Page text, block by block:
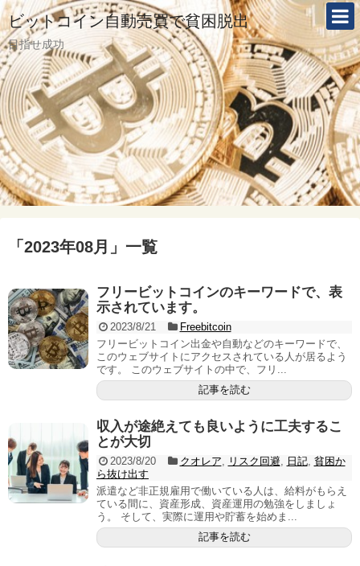
ビットコイン自動売買で貧困脱出
目指せ成功
「 2023年08月 」 一覧
フリービットコインのキーワードで、表
示されています。
2023/8/21
Freebitcoin
フリービットコイン出金や自動などのキーワードで、
このウェブサイトにアクセスされている人が居るよう
です。 このウェブサイトの中で、フリ...
記事を読む
収入が途絶えても良いように工夫するこ
とが大切
2023/8/20 クオレア リスク回避 日記, 貧困か
ら抜け出す
派遣など非正規雇用で働いている人は、給料がもらえ
ている間に、資産形成、資産運用の勉強をしましょ
う。 そして、実際に運用や貯蓄を始めま...
記事を読む